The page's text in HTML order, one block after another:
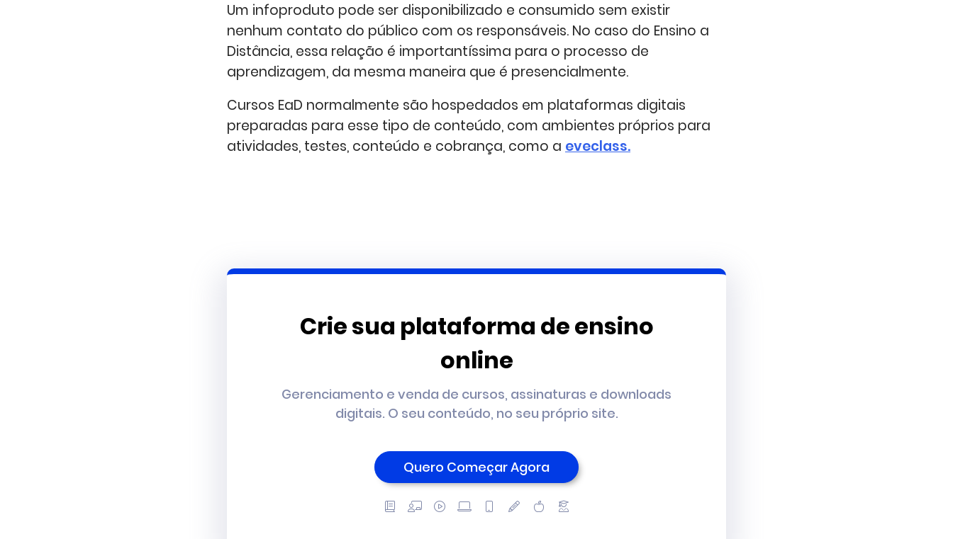
Um infoproduto pode ser disponibilizado e consumido sem existir
nenhum contato do público com os responsáveis. No caso do Ensino a
Distância, essa relação é importantíssima para o processo de
aprendizagem, da mesma maneira que é presencialmente.
Cursos EaD normalmente são hospedados em plataformas digitais
preparadas para esse tipo de conteúdo, com ambientes próprios para
atividades, testes, conteúdo e cobrança, como a eveclass.
Crie sua plataforma de ensino
online
Gerenciamento e venda de cursos, assinaturas e downloads
digitais. O seu conteúdo, no seu próprio site.
Quero Começar Agora